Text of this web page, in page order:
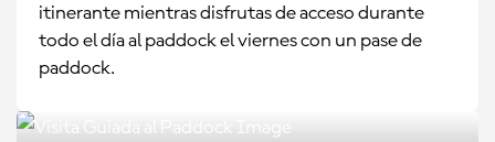
itinerante mientras disfrutas de acceso durante
todo el día al paddock el viernes con un pase de
paddock.